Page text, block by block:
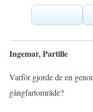
Ingemar, Partille
Varför gjorde de en
gångfartområde?